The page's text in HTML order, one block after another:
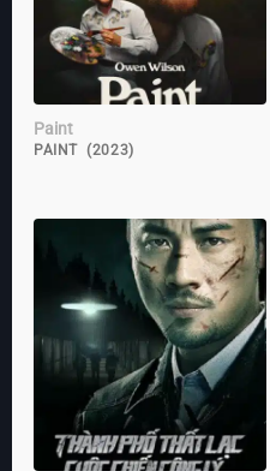
Paint
PAINT (2023)